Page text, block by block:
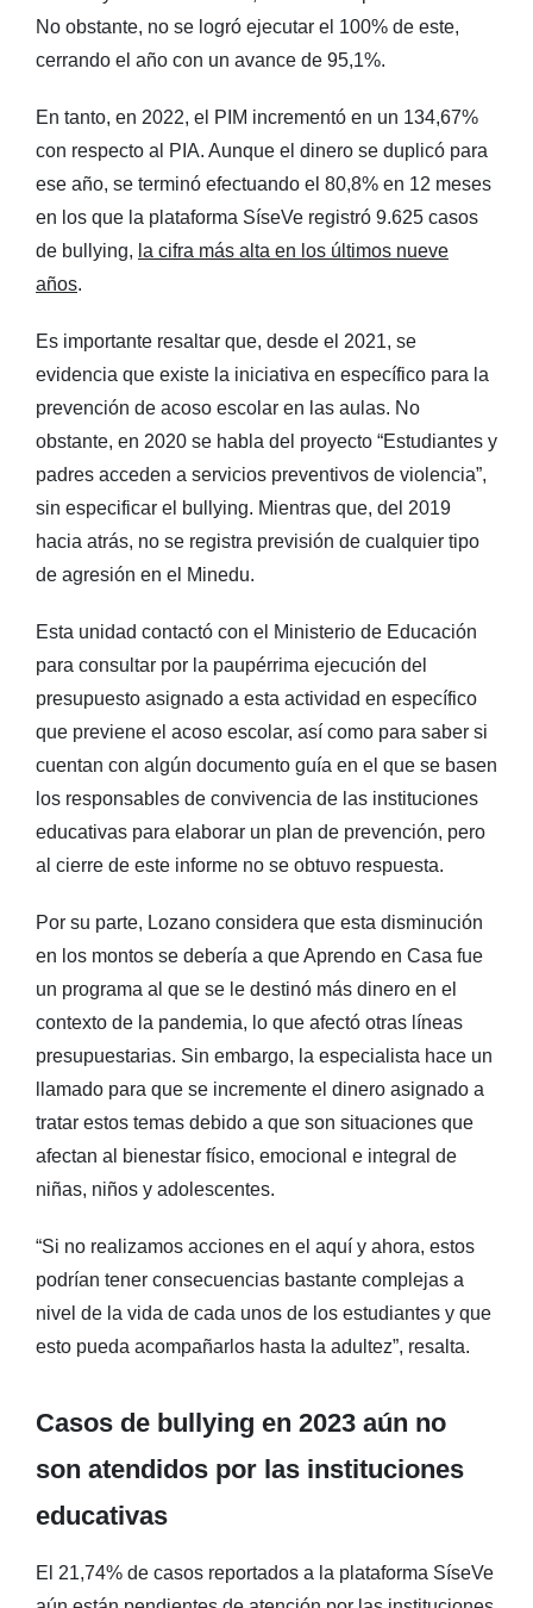
No obstante, no se logró ejecutar el 100% de este,
cerrando el año con un avance de 95,1%.
En tanto, en 2022, el PIM incrementó en un 134,67%
con respecto al PIA. Aunque el dinero se duplicó para
ese año, se terminó efectuando el 80,8% en 12 meses
en los que la plataforma SíseVe registró 9.625 casos
de bullying, la cifra más alta en los últimos nueve
años.
Es importante resaltar que, desde el 2021, se
evidencia que existe la iniciativa en específico para la
prevención de acoso escolar en las aulas. No
obstante, en 2020 se habla del proyecto “Estudiantes y
padres acceden a servicios preventivos de violencia”,
sin especificar el bullying. Mientras que, del 2019
hacia atrás, no se registra previsión de cualquier tipo
de agresión en el Minedu.
Esta unidad contactó con el Ministerio de Educación
para consultar por la paupérrima ejecución del
presupuesto asignado a esta actividad en específico
que previene el acoso escolar, así como para saber si
cuentan con algún documento guía en el que se basen
los responsables de convivencia de las instituciones
educativas para elaborar un plan de prevención, pero
al cierre de este informe no se obtuvo respuesta.
Por su parte, Lozano considera que esta disminución
en los montos se debería a que Aprendo en Casa fue
un programa al que se le destinó más dinero en el
contexto de la pandemia, lo que afectó otras líneas
presupuestarias. Sin embargo, la especialista hace un
llamado para que se incremente el dinero asignado a
tratar estos temas debido a que son situaciones que
afectan al bienestar físico, emocional e integral de
niñas, niños y adolescentes.
“Si no realizamos acciones en el aquí y ahora, estos
podrían tener consecuencias bastante complejas a
nivel de la vida de cada unos de los estudiantes y que
esto pueda acompañarlos hasta la adultez”, resalta.
Casos de bullying en 2023 aún no
son atendidos por las instituciones
educativas
El 21,74% de casos reportados a la plataforma SíseVe